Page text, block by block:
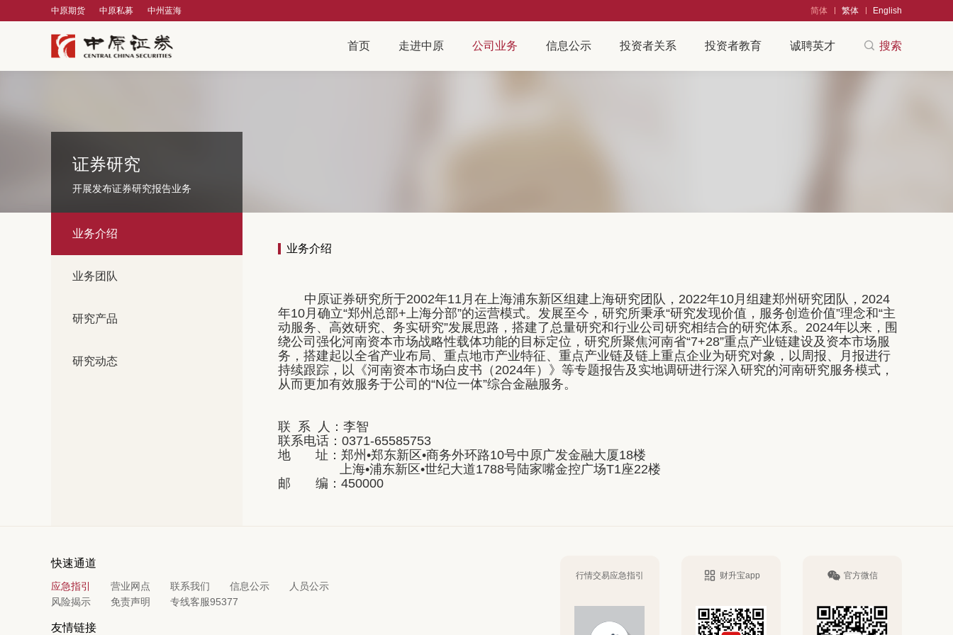
中原期货 中原私募 中州蓝海 简体 繁体 English
搜索
首页 走进中原 公司业务 信息公示 投资者关系 投资者教育 诚聘英才
证券研究
开展发布证券研究报告业务
业务介绍
业务团队
研究产品
研究动态
业务介绍
中原证券研究所于2002年11月在上海浦东新区组建上海研究团队，2022年10月组建郑州研究团队，2024
年10月确立“郑州总部+上海分部”的运营模式。发展至今，研究所秉承“研究发现价值，服务创造价值”理念和“主
动服务、高效研究、务实研究”发展思路，搭建了总量研究和行业公司研究相结合的研究体系。2024年以来，围
绕公司强化河南资本市场战略性载体功能的目标定位，研究所聚焦河南省“7+28”重点产业链建设及资本市场服
务，搭建起以全省产业布局、重点地市产业特征、重点产业链及链上重点企业为研究对象，以周报、月报进行
持续跟踪，以《河南资本市场白皮书（2024年）》等专题报告及实地调研进行深入研究的河南研究服务模式，
从而更加有效服务于公司的“N位一体”综合金融服务。
联 系 人：李智
联系电话：0371-65585753
地 址：郑州•郑东新区•商务外环路10号中原广发金融大厦18楼
上海•浦东新区•世纪大道1788号陆家嘴金控广场T1座22楼
邮 编：450000
快速通道
应急指引 营业网点 联系我们 信息公示
人员公示
风险揭示
免责声明 专线客服95377
友情链接
行情交易应急指引 财升宝app 官方微信